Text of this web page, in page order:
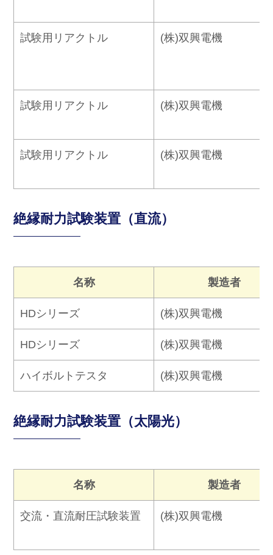
試験用リアクトル (株)双興電機
試験用リアクトル (株)双興電機
試験用リアクトル (株)双興電機
絶縁耐力試験装置（直流）
名称 製造者
HDシリーズ (株)双興電機
HDシリーズ (株)双興電機
ハイボルトテスタ (株)双興電機
絶縁耐力試験装置（太陽光）
名称 製造者
交流・直流耐圧試験装置 (株)双興電機